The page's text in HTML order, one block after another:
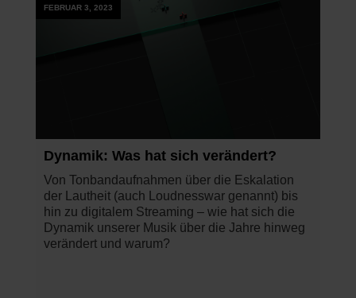
FEBRUAR 3, 2023
Dynamik: Was hat sich verändert?
Von Tonbandaufnahmen über die Eskalation
der Lautheit (auch Loudnesswar genannt) bis
hin zu digitalem Streaming – wie hat sich die
Dynamik unserer Musik über die Jahre hinweg
verändert und warum?